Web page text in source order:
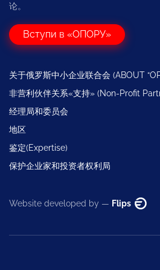
论。
Вступи в «ОПОРУ»
关于俄罗斯中小企业联合会 (ABOUT
非营利伙伴关系«支持» (Non-Profit
经理局和委员会
地区
鉴定(Expertise)
保护企业家和投资者权利局
Website developed by — Flips